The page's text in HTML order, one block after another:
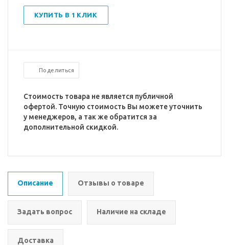
КУПИТЬ В 1 КЛИК
Поделиться
Стоимость товара не является публичной
офертой. Точную стоимость Вы можете уточнить
у менеджеров, а так же обратится за
дополнительной скидкой.
Описание Отзывы о товаре
Задать вопрос Наличие на складе
Доставка